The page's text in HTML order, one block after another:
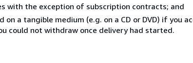
with the exception of subscription contracts; and
a tangible medium (e.g. on a CD or DVD) if you
could not withdraw once delivery had started.